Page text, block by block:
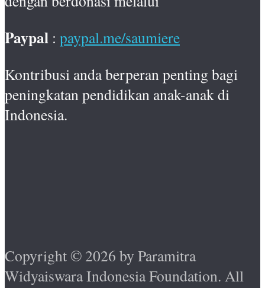
Paypal : paypal.me/saumiere
Kontribusi anda berperan penting bagi
peningkatan pendidikan anak-anak di
Indonesia.
Copyright © 2026 by Paramitra
Widyaiswara Indonesia Foundation. All